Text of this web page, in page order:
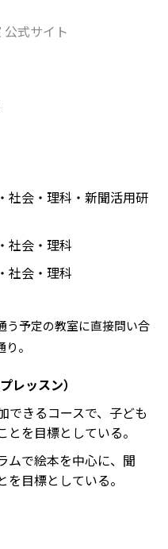
出し、無理のない学習と
育相談、保護者とのコ
。
ぶことも重視してい
の育成を推進。「教室
とん」といったしつけ
に取り組んでいる点も、
礎をより重視している
る可能性がある点だろ
式サイト
社会・理科・新聞活用研
社会・理科
社会・理科
う予定の教室に直接問い合
。
レッスン）
できるコースで、子ども
を目標としている。
ムで絵本を中心に、聞
目標としている。